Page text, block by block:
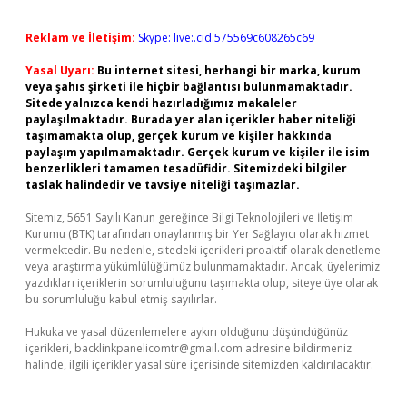
Reklam ve İletişim: Skype: live:.cid.575569c608265c69
Yasal Uyarı: Bu internet sitesi, herhangi bir marka, kurum
veya şahıs şirketi ile hiçbir bağlantısı bulunmamaktadır.
Sitede yalnızca kendi hazırladığımız makaleler
paylaşılmaktadır. Burada yer alan içerikler haber niteliği
taşımamakta olup, gerçek kurum ve kişiler hakkında
paylaşım yapılmamaktadır. Gerçek kurum ve kişiler ile isim
benzerlikleri tamamen tesadüfidir. Sitemizdeki bilgiler
taslak halindedir ve tavsiye niteliği taşımazlar.
Sitemiz, 5651 Sayılı Kanun gereğince Bilgi Teknolojileri ve İletişim
Kurumu (BTK) tarafından onaylanmış bir Yer Sağlayıcı olarak hizmet
vermektedir. Bu nedenle, sitedeki içerikleri proaktif olarak denetleme
veya araştırma yükümlülüğümüz bulunmamaktadır. Ancak, üyelerimiz
yazdıkları içeriklerin sorumluluğunu taşımakta olup, siteye üye olarak
bu sorumluluğu kabul etmiş sayılırlar.
Hukuka ve yasal düzenlemelere aykırı olduğunu düşündüğünüz
içerikleri, backlinkpanelicomtr@gmail.com adresine bildirmeniz
halinde, ilgili içerikler yasal süre içerisinde sitemizden kaldırılacaktır.